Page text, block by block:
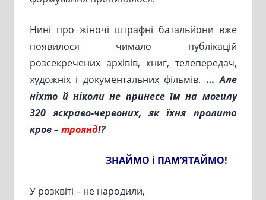
Нині про жіночі штрафні батальйони вже
появилося чимало публікацій
розсекречених архівів, книг, телепередач,
художніх і документальних фільмів. …Але
ніхто й ніколи не принесе їм на могилу
320 яскраво-червоних, як їхня пролита
кров –троянд!?
ЗНАЙМО і ПАМ’ЯТАЙМО!
У розквіті – не народили,